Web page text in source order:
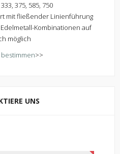
375, 585, 750
mit fließender Linienführung
Kombinationen auf
möglich
>>
UNS